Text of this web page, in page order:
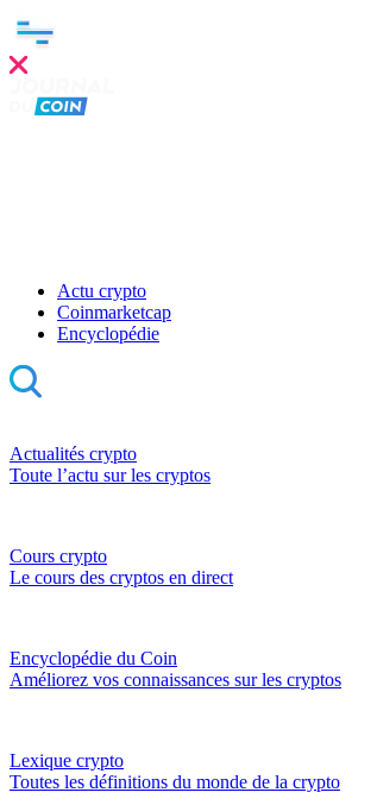
Actu crypto
Coinmarketcap
Encyclopédie
Actualités crypto
Toute l’actu sur les cryptos
Cours crypto
Le cours des cryptos en direct
Encyclopédie du Coin
Améliorez vos connaissances sur les cryptos
Lexique crypto
Toutes les définitions du monde de la crypto